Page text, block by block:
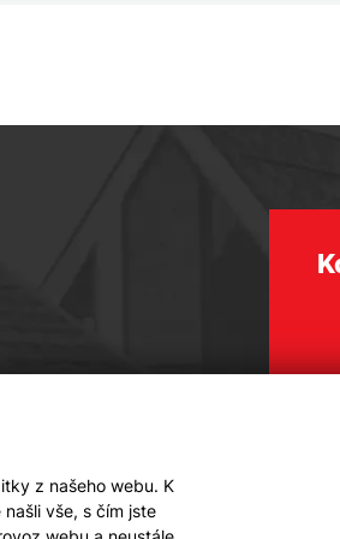
z našeho webu. K
vše, s čím jste